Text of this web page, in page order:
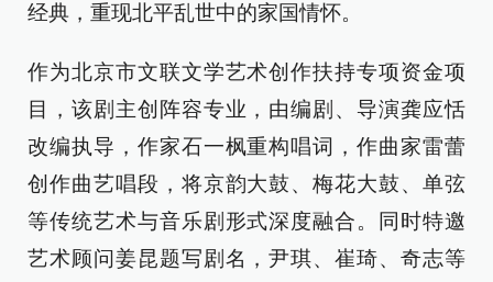
经典，重现北平乱世中的家国情怀。
作为北京市文联文学艺术创作扶持专项资金项
目，该剧主创阵容专业，由编剧、导演龚应恬
改编执导，作家石一枫重构唱词，作曲家雷蕾
创作曲艺唱段，将京韵大鼓、梅花大鼓、单弦
等传统艺术与音乐剧形式深度融合。同时特邀
艺术顾问姜昆题写剧名，尹琪、崔琦、奇志等